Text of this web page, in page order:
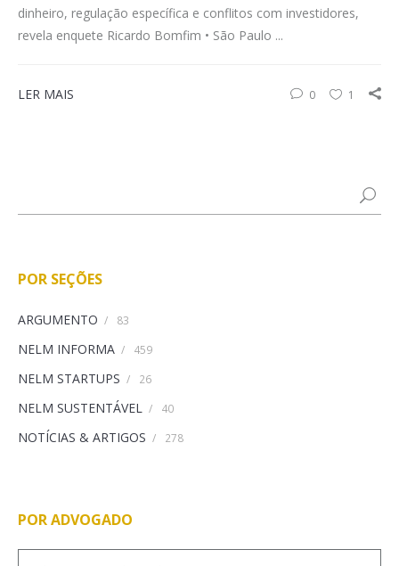
dinheiro, regulação específica e conflitos com investidores,
revela enquete Ricardo Bomfim • São Paulo ...
LER MAIS 0 1
POR SEÇÕES
ARGUMENTO / 83
NELM INFORMA / 459
NELM STARTUPS / 26
NELM SUSTENTÁVEL / 40
NOTÍCIAS & ARTIGOS / 278
POR ADVOGADO